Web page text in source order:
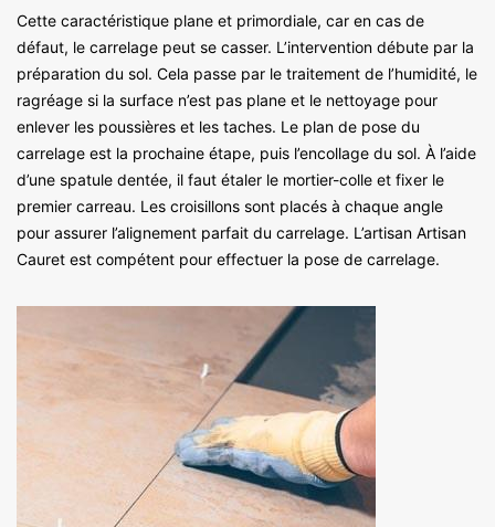
Cette caractéristique plane et primordiale, car en cas de
défaut, le carrelage peut se casser. L’intervention débute par la
préparation du sol. Cela passe par le traitement de l’humidité, le
ragréage si la surface n’est pas plane et le nettoyage pour
enlever les poussières et les taches. Le plan de pose du
carrelage est la prochaine étape, puis l’encollage du sol. À l’aide
d’une spatule dentée, il faut étaler le mortier-colle et fixer le
premier carreau. Les croisillons sont placés à chaque angle
pour assurer l’alignement parfait du carrelage. L’artisan Artisan
Cauret est compétent pour effectuer la pose de carrelage.